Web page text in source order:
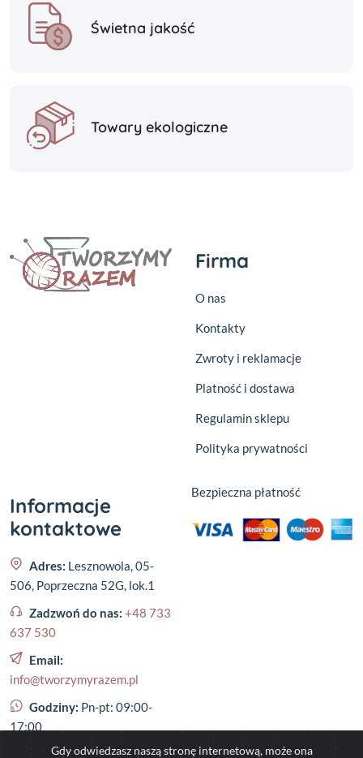
Świetna jakość
Towary ekologiczne
Firma
O nas
Kontakty
Zwroty i reklamacje
Platność i dostawa
Regulamin sklepu
Polityka prywatności
Informacje
kontaktowe
Adres: Lesznowola, 05-
506, Poprzeczna 52G, lok.1
Zadzwoń do nas: +48 733
637 530
Email:
info@tworzymyrazem.pl
Godziny: Pn-pt: 09:00-
17:00
Bezpieczna płatność
Gdy odwiedzasz naszą stronę internetową, może ona